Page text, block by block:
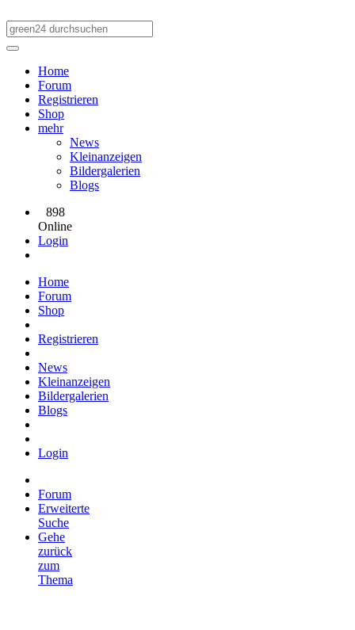
Home
Forum
Registrieren
Shop
mehr
News
Kleinanzeigen
Bildergalerien
Blogs
898
Online
Login
Home
Forum
Shop
Registrieren
News
Kleinanzeigen
Bildergalerien
Blogs
Login
Forum
Erweiterte
Suche
Gehe
zurück
zum
Thema